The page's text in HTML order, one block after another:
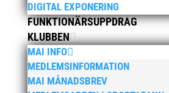
DIGITAL EXPONERING
FUNKTIONÄRSUPPDRAG
KLUBBEN
MAI INFO
MEDLEMSINFORMATION
MAI MÅNADSBREV
januari 2024
december 2023
maj 2023
april 2023
januari 2023